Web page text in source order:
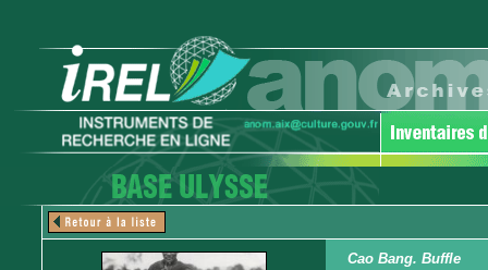
Cao Bang. Buffle